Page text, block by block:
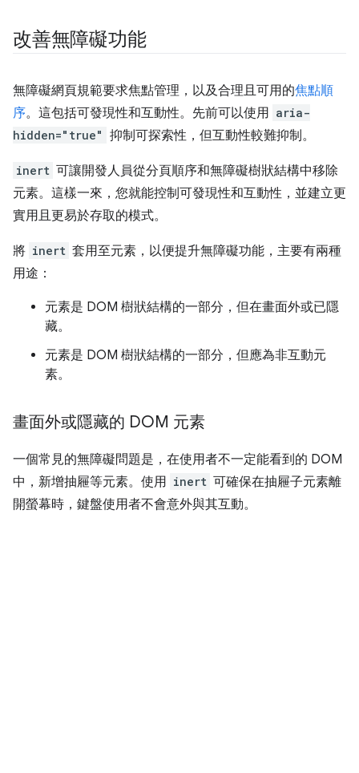
改善無障礙功能
無障礙網頁規範要求焦點管理，以及合理且可用的焦點順
序。這包括可發現性和互動性。先前可以使用 aria-
hidden="true" 抑制可探索性，但互動性較難抑制。
inert 可讓開發人員從分頁順序和無障礙樹狀結構中移除
元素。這樣一來，您就能控制可發現性和互動性，並建立更
實用且更易於存取的模式。
將 inert 套用至元素，以便提升無障礙功能，主要有兩種
用途：
元素是 DOM 樹狀結構的一部分，但在畫面外或已隱
藏。
元素是 DOM 樹狀結構的一部分，但應為非互動元
素。
畫面外或隱藏的 DOM 元素
一個常見的無障礙問題是，在使用者不一定能看到的 DOM
中，新增抽屜等元素。使用 inert 可確保在抽屜子元素離
開螢幕時，鍵盤使用者不會意外與其互動。